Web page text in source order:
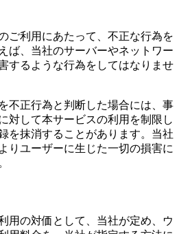
ご利用にあたって、不正な行為を
ば、当社のサーバーやネットワー
するような行為をしてはなりませ
不正行為と判断した場合には、事
対して本サービスの利用を制限し
を抹消することがあります。当社
りユーザーに生じた一切の損害に
用の対価として、当社が定め、ウ